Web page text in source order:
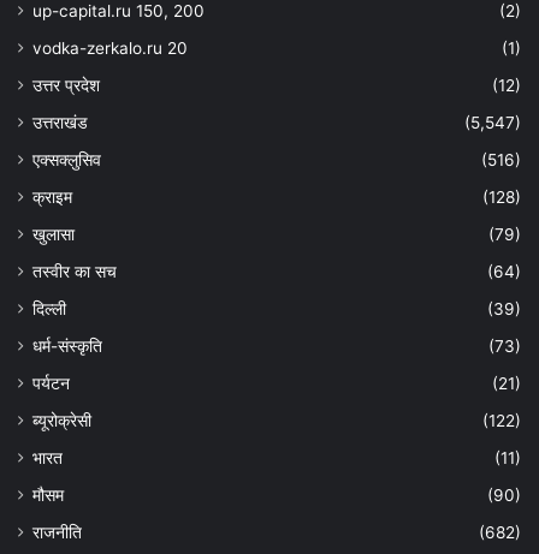
up-capital.ru 150, 200
(2)
vodka-zerkalo.ru 20
(1)
उत्तर प्रदेश
(12)
उत्तराखंड
(5,547)
एक्सक्लुसिव
(516)
क्राइम
(128)
खुलासा
(79)
तस्वीर का सच
(64)
दिल्ली
(39)
धर्म-संस्कृति
(73)
पर्यटन
(21)
ब्यूरोक्रेसी
(122)
भारत
(11)
मौसम
(90)
राजनीति
(682)